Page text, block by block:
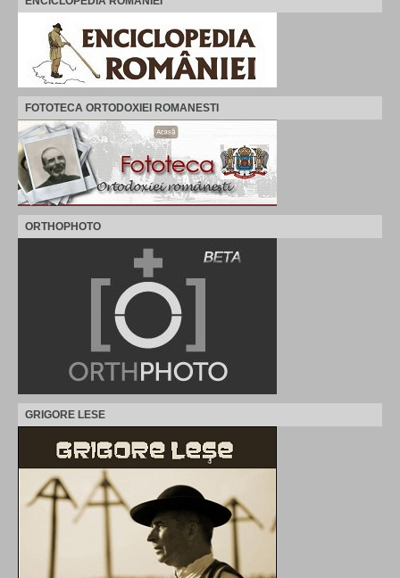
FOTOTECA ORTODOXIEI ROMANESTI
ORTHOPHOTO
GRIGORE LESE